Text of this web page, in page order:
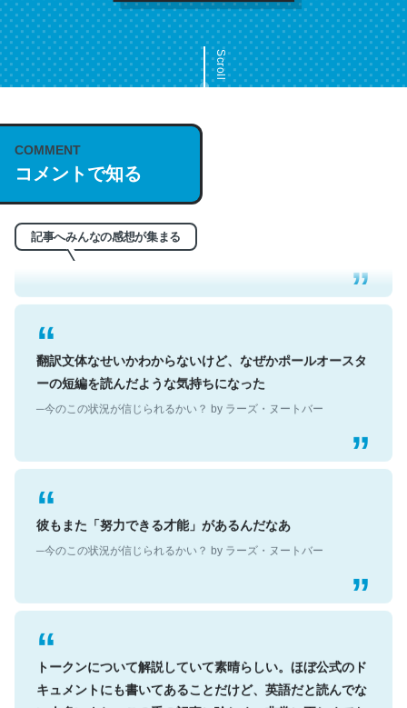
Scroll
COMMENT
コメントで知る
記事へみんなの感想が集まる
これは名文。彼はとてもクレバーなんだろうなと凄く思
─今のこの状況が信じられるかい？ by ラーズ・ヌートバー
翻訳文体なせいかわからないけど、なぜかポールオースタ
ーの短編を読んだような気持ちになった
─今のこの状況が信じられるかい？ by ラーズ・ヌートバー
彼もまた「努力できる才能」があるんだなあ
─今のこの状況が信じられるかい？ by ラーズ・ヌートバー
トークンについて解説していて素晴らしい。ほぼ公式のド
キュメントにも書いてあることだけど、英語だと読んでな
い人多いよね。この手の記事に珍しく、非常に正しくてわ